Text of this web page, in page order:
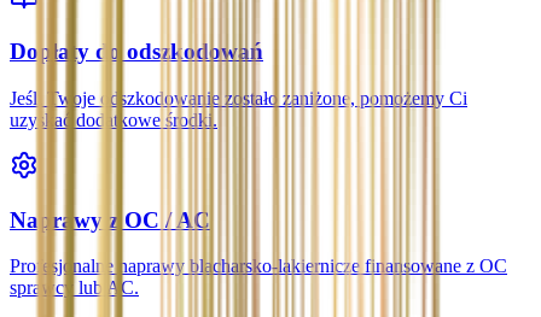
Dopłaty do odszkodowań
Jeśli Twoje odszkodowanie zostało zaniżone, pomożemy Ci
uzyskać dodatkowe środki.
Naprawy z OC / AC
Profesjonalne naprawy blacharsko-lakiernicze finansowane z OC
sprawcy lub AC.